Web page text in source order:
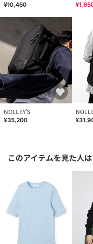
参照下さい。
※商品画像に関しては出来
りますが、お客様がご利用
際の商品と比較し色味に
※画像の商品はサンプルと
工、サイズが若干異なる場
¥10,450
NOLLEY'S
¥35,200